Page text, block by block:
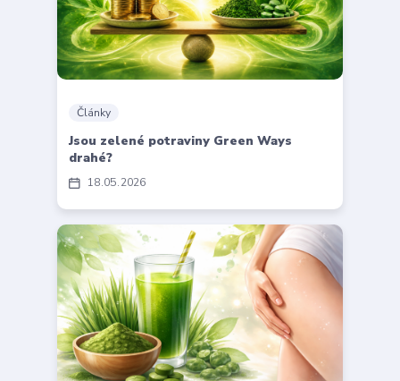
18 05 2026
Články
Jsou zelené potraviny Green Ways
drahé?